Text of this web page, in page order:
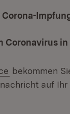
Coronavirus
bekommen
auf Ihr